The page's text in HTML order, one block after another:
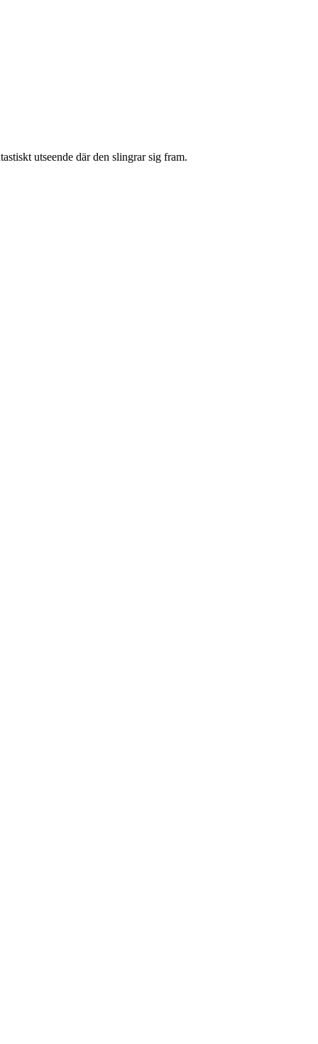
utseende där den slingrar sig fram.